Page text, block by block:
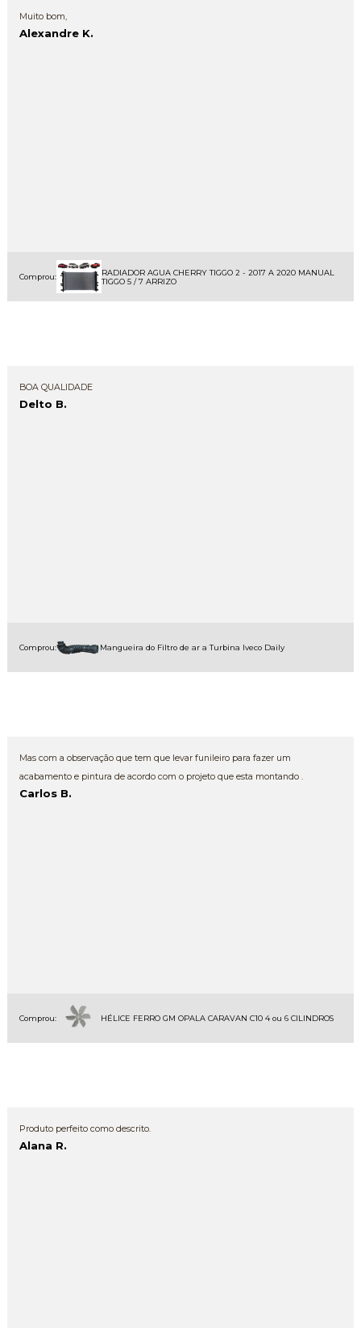
Muito bom,
Alexandre K.
Comprou:
RADIADOR AGUA CHERRY TIGGO 2 - 2017 A 2020 MANUAL
TIGGO 5 / 7 ARRIZO
BOA QUALIDADE
Delto B.
Comprou: Mangueira do Filtro de ar a Turbina Iveco Daily
Mas com a observação que tem que levar funileiro para fazer um
acabamento e pintura de acordo com o projeto que esta montando .
Carlos B.
Comprou: HÉLICE FERRO GM OPALA CARAVAN C10 4 ou 6 CILINDROS
Produto perfeito como descrito.
Alana R.